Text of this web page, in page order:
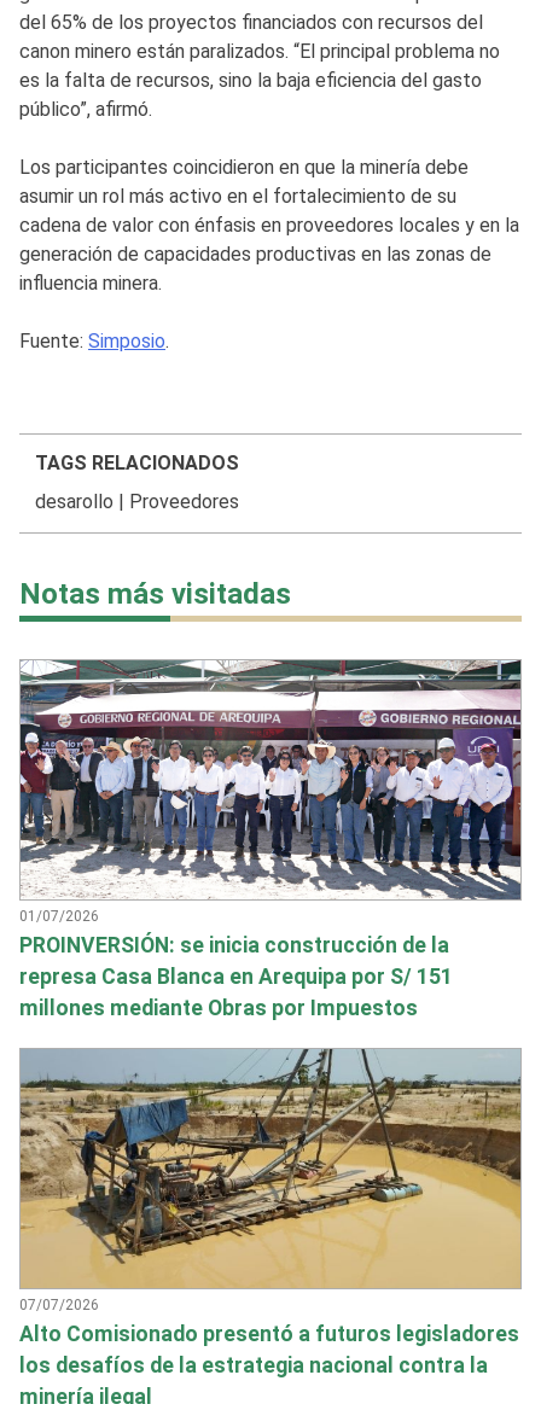
del 65% de los proyectos financiados con recursos del
canon minero están paralizados. “El principal problema no
es la falta de recursos, sino la baja eficiencia del gasto
público”, afirmó.
Los participantes coincidieron en que la minería debe
asumir un rol más activo en el fortalecimiento de su
cadena de valor con énfasis en proveedores locales y en la
generación de capacidades productivas en las zonas de
influencia minera.
Fuente: Simposio.
TAGS RELACIONADOS
desarollo
Proveedores
Notas más visitadas
01/07/2026
PROINVERSIÓN: se inicia construcción de la
represa Casa Blanca en Arequipa por S/ 151
millones mediante Obras por Impuestos
07/07/2026
Alto Comisionado presentó a futuros legisladores
los desafíos de la estrategia nacional contra la
minería ilegal